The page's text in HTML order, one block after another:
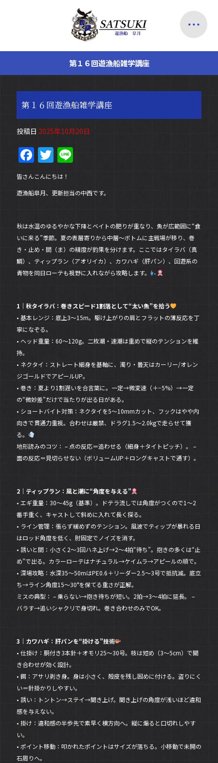
第１６回遊漁船雑学講座
第１６回遊漁船雑学講座
投稿日 2025年10月20日
F
a
c
e
b
o
o
k
T
w
itt
er
Li
e
皆さんこんにちは！
遊漁船皐月、更新担当の中西です。
秋は水温のゆるやかな下降とベイトの肥りが重なり、魚が広範囲に“食
いに来る”季節。夏の表層寄りから中層〜ボトムに主戦場が移り、巻
き・止め・間（ま）の精度が釣果を分けます。ここではタイラバ（真
鯛）、ティップラン（アオリイカ）、カワハギ（肝パン）、回遊系の
青物を同日ローテも視野に入れながら攻略します。
1｜秋タイラバ：巻きスピード1割落として“太い魚”を拾う
• 基本レンジ：底上3〜15m。駆け上がりの肩とフラットの薄反応を丁
寧になぞる。
• ヘッド重量：60〜120g。二枚潮・速潮は重めで縦のテンションを維
持。
• ネクタイ：ストレート細身を基軸に、濁り・曇天はカーリー/オレン
ジゴールドでアピールUP。
• 巻き：夏より1割遅いを合言葉に。一定→微変速（＋−5%）→一定
の“微妙差”だけで当たりが出る日がある。
• ショートバイト対策：ネクタイを5〜10mmカット、フックはやや内
向きで貫通力重視。合わせは厳禁、ドラグ1.5〜2.0kgで走らせて獲
る。
地形読みのコツ： – 点の反応＝追わせる（細身＋タイトピッチ）。 –
面の反応＝見切らせない（ボリュームUP＋ロングキャストで通す）。
2｜ティップラン：風と潮に“角度を与える”
• エギ重量：30〜45g（基準）。ドテラ流しでは角度がつくので1〜2
番手重く、キャストして斜めに入れて長く探る。
• ライン管理：張らず緩めずのテンション。風波でティップが暴れる日
はロッド角度を低く、肘固定でノイズを消す。
• 誘いと間：小さく2〜3回ハネ上げ→2〜4拍“待ち”。抱きの多くは“止
め”で出る。カラーローテはナチュラル→ケイムラ→アピールの順で。
• 深場攻略：水深35〜50mはPE0.6＋リーダー2.5〜3号で抵抗減。底立
ち→ライン角度15〜30°を保てる重さが正解。
ミスの典型： – 乗らない→抱き待ちが短い。2拍→3〜4拍に延長。 –
バラす→追いシャクリで身切れ。巻き合わせのみでOK。
3｜カワハギ：肝パンを“掛ける”技術
• 仕掛け：胴付き3本針＋オモリ25〜30号。枝は短め（3〜5cm）で聞
き合わせが効く設計。
• 餌：アサリ剥き身。身は小さく、殻皮を残し固めに付ける。盗りにく
い＝針掛かりしやすい。
• 誘い：トントン→ステイ→聞き上げ。聞き上げの角度が浅いほど違和
感を与えない。
• 掛け：違和感の半歩先で素早く横方向へ。縦に煽ると口切れしやす
い。
• ポイント移動：叩かれたポイントはサイズが落ちる。小移動で未開の
石周りへ。